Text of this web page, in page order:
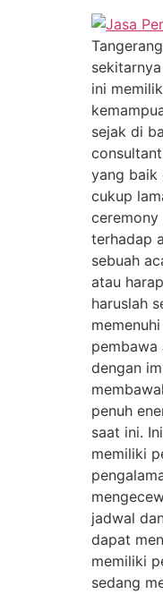
ini
sejak di
yang baik
cukup
ceremony
terhadap
sebuah
atau
haruslah
pembawa
dengan
penuh
saat ini.
memiliki
jadwal
dapat
memiliki
sedang